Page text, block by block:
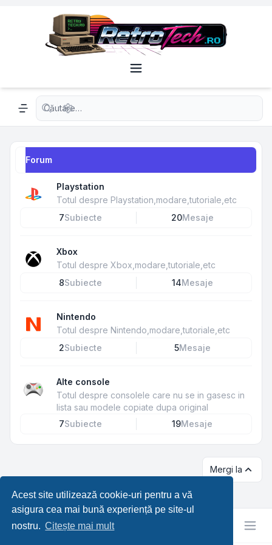
Acest site utilizează cookie-uri pentru a vă
asigura cea mai bună experiență pe site-ul
nostru. Citește mai mult
Navigation menu
Căutare avansată
Forum
Playstation
Totul despre Playstation,modare,tutoriale,etc
7Subiecte 20Mesaje
Xbox
Totul despre Xbox,modare,tutoriale,etc
8Subiecte 14Mesaje
Nintendo
Totul despre Nintendo,modare,tutoriale,etc
2Subiecte 5Mesaje
Alte console
Totul despre consolele care nu se in gasesc in
lista sau modele copiate dupa original
7Subiecte 19Mesaje
Mergi la